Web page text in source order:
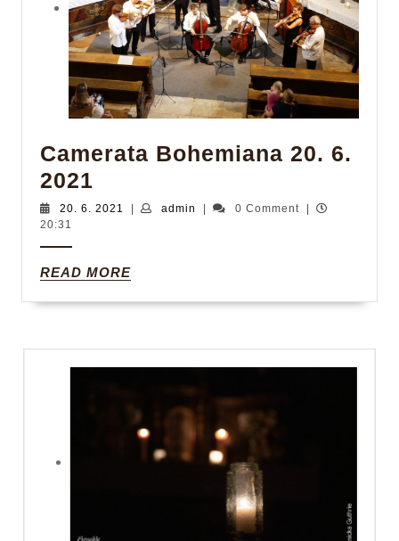
Camerata Bohemiana 20. 6.
2021
Bohemiana
2021
20. 6. 2021 20.
| admin admin
| 0 Comment
|
20:31
READ MOREREAD